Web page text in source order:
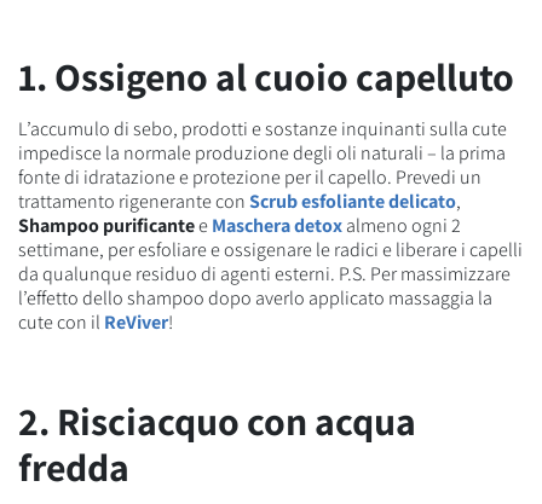
1. Ossigeno al cuoio capelluto
L’accumulo di sebo, prodotti e sostanze inquinanti sulla cute
impedisce la normale produzione degli oli naturali – la prima
fonte di idratazione e protezione per il capello. Prevedi un
trattamento rigenerante conScrub esfoliante delicato,
Shampoo purificanteeMaschera detoxalmeno ogni 2
settimane, per esfoliare e ossigenare le radici e liberare i capelli
da qualunque residuo di agenti esterni. P.S. Per massimizzare
l’effetto dello shampoo dopo averlo applicato massaggia la
cute con il ReViver!
2. Risciacquo con acqua
fredda